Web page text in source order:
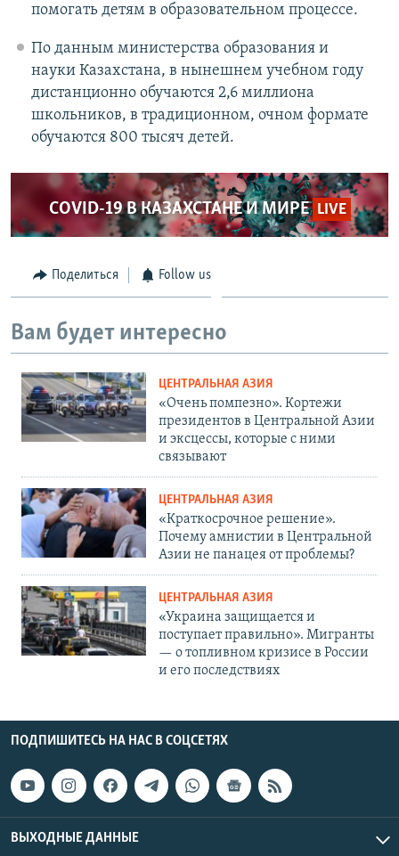
помогать детям в образовательном процессе.
По данным министерства образования и
науки Казахстана, в нынешнем учебном году
дистанционно обучаются 2,6 миллиона
школьников, в традиционном, очном формате
обучаются 800 тысяч детей.
COVID-19 В КАЗАХСТАНЕ И МИРЕ LIVE
Поделиться Follow us
Вам будет интересно
ЦЕНТРАЛЬНАЯ АЗИЯ
«Очень помпезно». Кортежи
президентов в Центральной Азии
и эксцессы, которые с ними
связывают
ЦЕНТРАЛЬНАЯ АЗИЯ
«Краткосрочное решение».
Почему амнистии в Центральной
Азии не панацея от проблемы?
ЦЕНТРАЛЬНАЯ АЗИЯ
«Украина защищается и
поступает правильно». Мигранты
— о топливном кризисе в России
и его последствиях
ПОДПИШИТЕСЬ НА НАС В СОЦСЕТЯХ
ВЫХОДНЫЕ ДАННЫЕ